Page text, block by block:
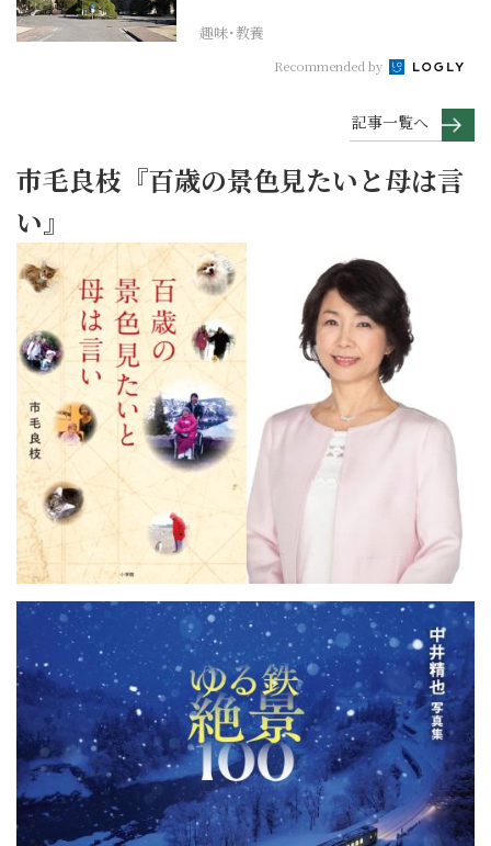
趣味･教養
Recommended by
記事一覧へ
市毛良枝『百歳の景色見たいと母は言
い』